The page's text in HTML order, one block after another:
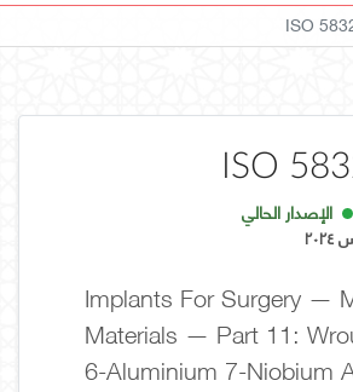
ISO
ISO
الإصدار الحالي
Implants For Surgery —
Materials — Part 11:
6-Aluminium 7-Niobium